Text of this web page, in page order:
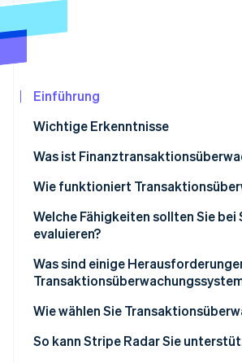
Betrugsprävention
Atlas
Online-Identitätsprüfung
Stripe-Sessions
Einführung
Wichtige Erkenntnisse
Was ist
Wie funktioniert
Datenaufnahme
Regelauswertung
Alarmgenerierung
Fallmanagement
Welche Fähigkeiten sollten Sie
evaluieren?
Echtzeit-Warnungen
Verwaltung von falsch-positiven
Was sind einige
Wie wählen Sie
Wie hoch sind Ihr
So kann Stripe Radar Sie